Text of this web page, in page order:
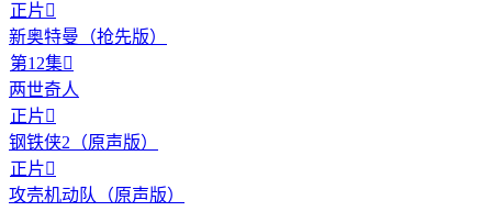
正片
新奥特曼（抢先版）
第12集
两世奇人
正片
钢铁侠2（原声版）
正片
攻壳机动队（原声版）